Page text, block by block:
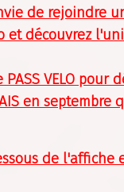
de rejoindre
et découvrez
VELO pour
en septembre
de l'affiche